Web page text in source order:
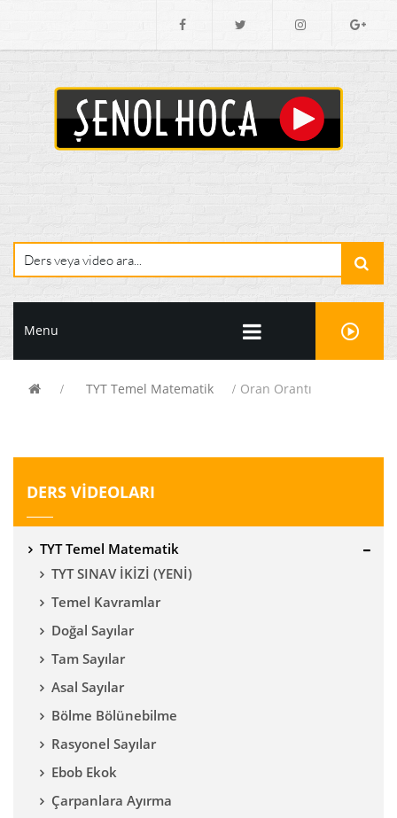
Menu
TYT Temel Matematik Oran Orantı
DERS VİDEOLARI
TYT Temel Matematik
TYT SINAV İKİZİ (YENİ)
Temel Kavramlar
Doğal Sayılar
Tam Sayılar
Asal Sayılar
Bölme Bölünebilme
Rasyonel Sayılar
Ebob Ekok
Çarpanlara Ayırma